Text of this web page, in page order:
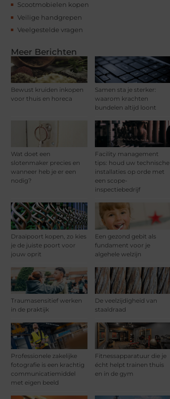
Scootmobielen kopen
Veilige handgrepen
Veelgestelde vragen
Meer Berichten
Bewust kruiden inkopen
voor thuis en horeca
Samen sta je sterker:
waarom krachten
bundelen altijd loont
Wat doet een
slotenmaker precies en
wanneer heb je er een
nodig?
Facility management
tips: houd uw technische
installaties op orde met
een scope-
inspectiebedrijf
Draaipoort kopen, zo kies
je de juiste poort voor
jouw oprit
Een gezond gebit als
fundament voor je
algehele welzijn
Traumasensitief werken
in de praktijk
De veelzijdigheid van
staaldraad
Professionele zakelijke
fotografie is een krachtig
communicatiemiddel
met eigen beeld
Fitnessapparatuur die je
écht helpt trainen thuis
en in de gym